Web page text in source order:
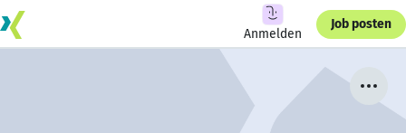
Anmelden
Job posten